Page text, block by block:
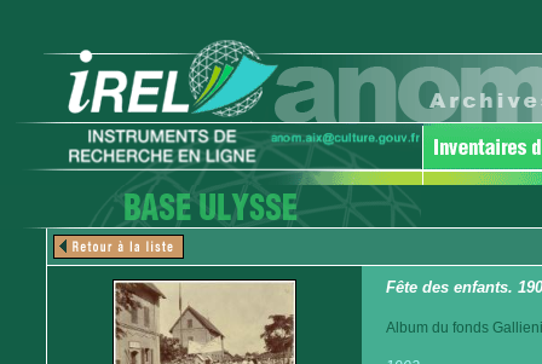
Fête des enfants.
Album du fonds